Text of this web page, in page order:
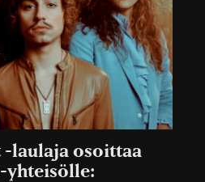
-laulaja osoittaa
yhteisölle: